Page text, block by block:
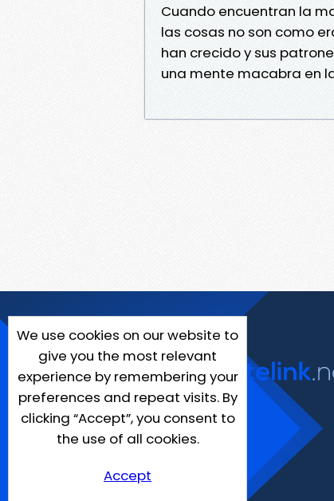
Cuando encuentran la
las cosas no son como
han crecido y sus
una mente macabra en
We use cookies on our website to
give you the most relevant
experience by remembering your
preferences and repeat visits. By
clicking “Accept”, you consent to
the use of all cookies.
Accept